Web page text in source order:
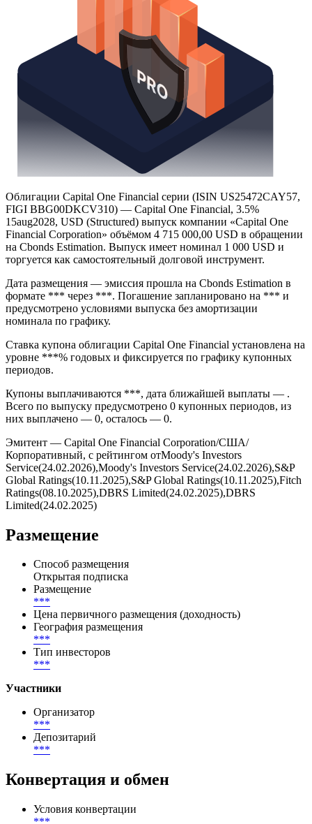
Облигации Capital One Financial серии (ISIN US25472CAY57,
FIGI BBG00DKCV310) — Capital One Financial, 3.5%
15aug2028, USD (Structured) выпуск компании «Capital One
Financial Corporation» объёмом 4 715 000,00 USD в обращении
на Cbonds Estimation. Выпуск имеет номинал 1 000 USD и
торгуется как самостоятельный долговой инструмент.
Дата размещения — эмиссия прошла на Cbonds Estimation в
формате *** через ***. Погашение запланировано на *** и
предусмотрено условиями выпуска без амортизации
номинала по графику.
Ставка купона облигации Capital One Financial установлена на
уровне ***% годовых и фиксируется по графику купонных
периодов.
Купоны выплачиваются ***, дата ближайшей выплаты — .
Всего по выпуску предусмотрено 0 купонных периодов, из
них выплачено — 0, осталось — 0.
Эмитент — Capital One Financial Corporation/США/
Корпоративный, с рейтингом отMoody's Investors
Service(24.02.2026),Moody's Investors Service(24.02.2026),S&P
Global Ratings(10.11.2025),S&P Global Ratings(10.11.2025),Fitch
Ratings(08.10.2025),DBRS Limited(24.02.2025),DBRS
Размещение
Способ размещения
Открытая подписка
Размещение
***
Цена первичного размещения (доходность)
***
***
Участники
Депозитарий